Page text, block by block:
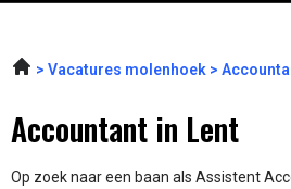
Vacatures molenhoek
Accountant in Lent
Op zoek naar een baan als Assistent